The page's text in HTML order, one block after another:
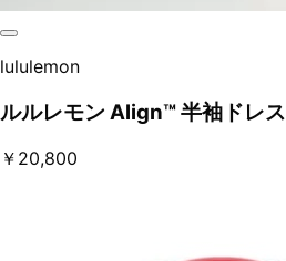
lululemon
ルルレモン Align™ 半袖ドレス
￥20,800